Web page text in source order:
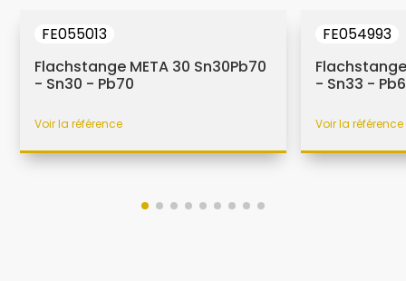
FE055013
Flachstange META 30 Sn30Pb70
- Sn30 - Pb70
Voir la référence
FE054993
- Sn33 -
Voir la référence